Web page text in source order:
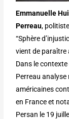
Emmanuelle
Perreau,
“Sphère
vient de paraître
Dans le
Perreau
américaines
en France et
Persan le 19